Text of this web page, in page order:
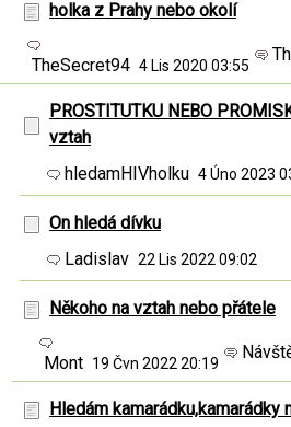
holka z Prahy nebo okolí
TheSecret94 4 Lis 2020 03:55
PROSTITUTKU NEBO
vztah
hledamHIVholku 4 Úno 2023
On hledá dívku
Ladislav 22 Lis 2022 09:02
Někoho na vztah nebo přátele
Mont 19 Čvn 2022 20:19
Hledám kamarádku,kamarádky